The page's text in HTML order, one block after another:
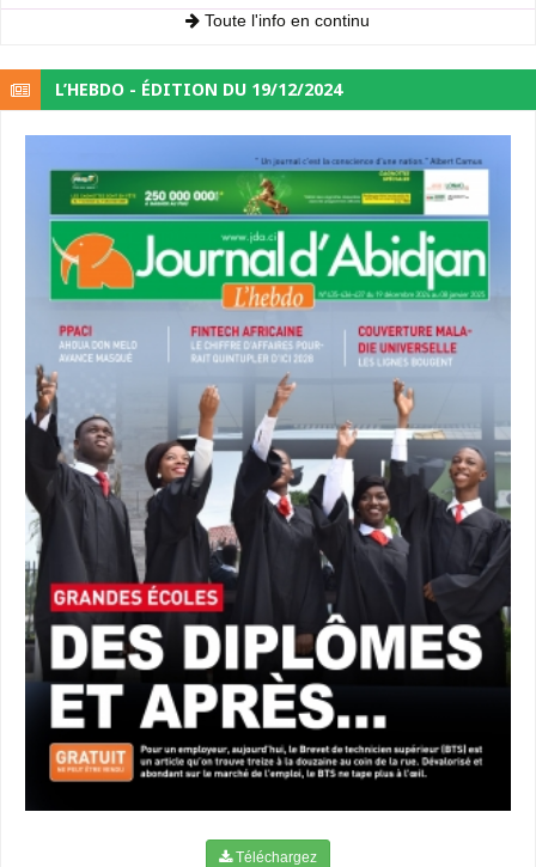
Toute l'info en continu
L’HEBDO - ÉDITION DU 19/12/2024
Téléchargez